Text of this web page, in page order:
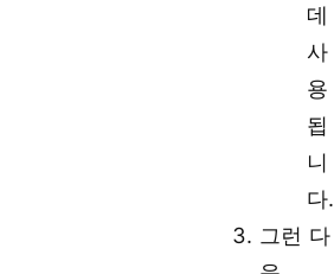
데
사
용
됩
니
다.
그런 다